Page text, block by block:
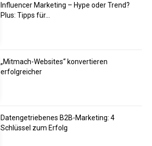
Influencer Marketing – Hype oder Trend?
Plus: Tipps für...
„Mitmach-Websites“ konvertieren
erfolgreicher
Datengetriebenes B2B-Marketing: 4
Schlüssel zum Erfolg